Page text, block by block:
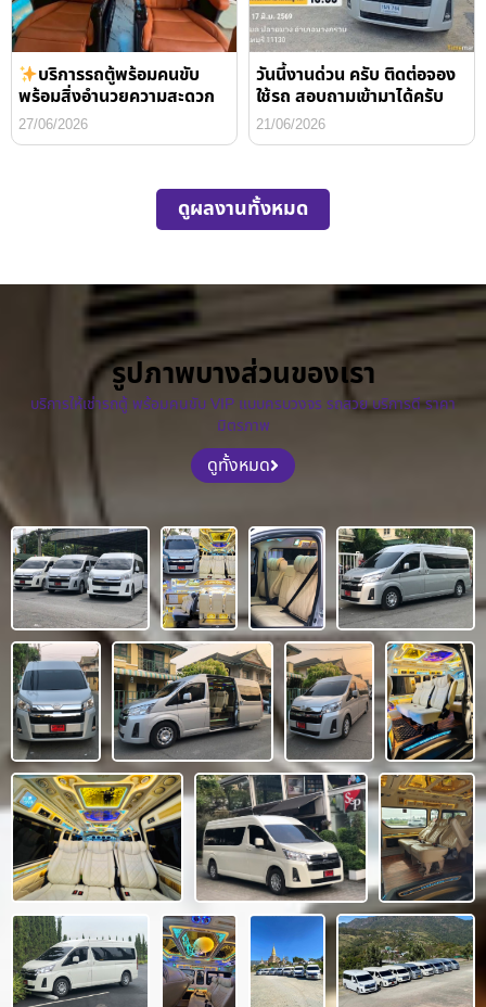
บริการรถตู้พร้อมคนขับ
พร้อมสิ่งอำนวยความสะดวก
27/06/2026
วันนี้งานด่วน ครับ ติดต่อจอง
ใช้รถ สอบถามเข้ามาได้ครับ
21/06/2026
ดูผลงานทั้งหมด
รูปภาพบางส่วนของเรา
บริการให้เช่ารถตู้ พร้อมคนขับ VIP แบบครบวงจร รถสวย บริการดี ราคา
มิตรภาพ
ดูทั้งหมด